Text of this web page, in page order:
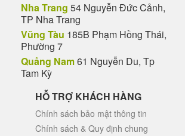
Nha Trang 54 Nguyễn Đức Cảnh,
TP Nha Trang
Vũng Tàu 185B Phạm Hồng Thái,
Phường 7
Quảng Nam61 Nguyễn Du, Tp
Tam Kỳ
HỖ TRỢ KHÁCH HÀNG
Chính sách bảo mật thông tin
Chính sách & Quy định chung